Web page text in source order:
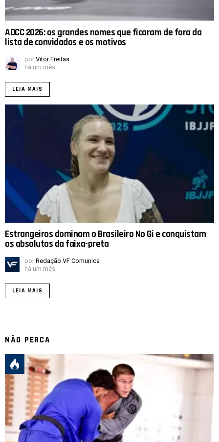
ADCC 2026: os grandes nomes que ficaram de fora da
lista de convidados e os motivos
por Vitor Freitas
há um mês
LEIA MAIS
Estrangeiros dominam o Brasileiro No Gi e conquistam
os absolutos da faixa-preta
por Redação VF Comunica
há um mês
LEIA MAIS
NÃO PERCA